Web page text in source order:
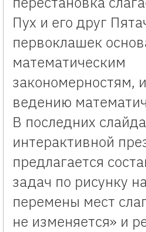
Пух и его друг
первоклашек
математическим
закономерностям,
ведению
В последних слайда
интерактивной
предлагается
задач по рисунку
перемены мест
не изменяется» и